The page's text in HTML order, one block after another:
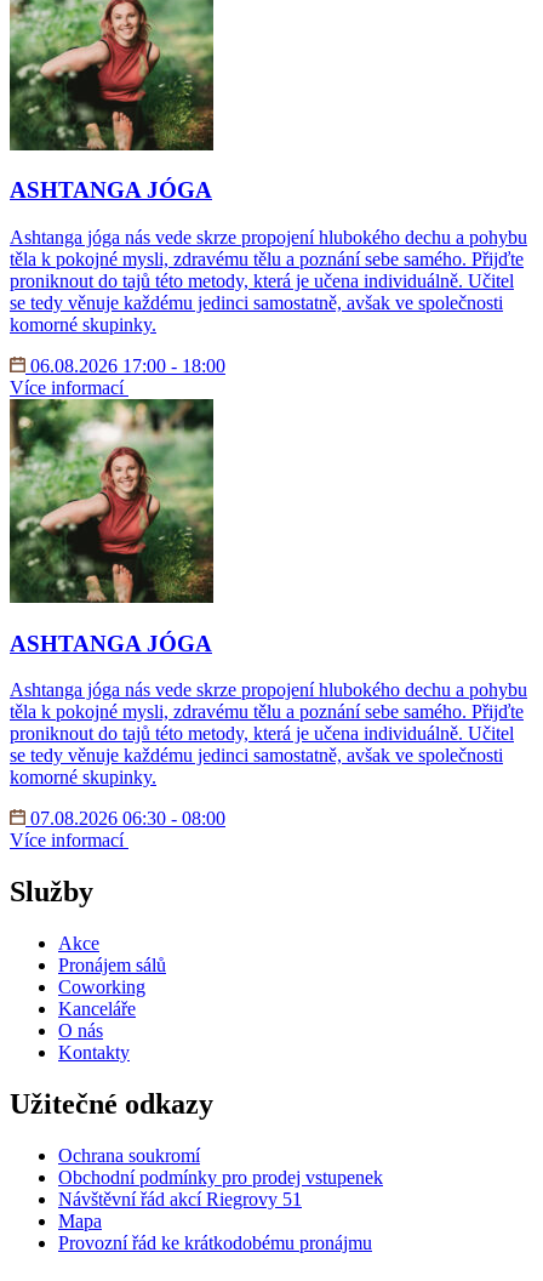
ASHTANGA JÓGA
Ashtanga jóga nás vede skrze propojení hlubokého dechu a pohybu
těla k pokojné mysli, zdravému tělu a poznání sebe samého. Přijďte
proniknout do tajů této metody, která je učena individuálně. Učitel
se tedy věnuje každému jedinci samostatně, avšak ve společnosti
komorné skupinky.
06.08.2026 17:00 - 18:00
Více informací
ASHTANGA JÓGA
Ashtanga jóga nás vede skrze propojení hlubokého dechu a pohybu
těla k pokojné mysli, zdravému tělu a poznání sebe samého. Přijďte
proniknout do tajů této metody, která je učena individuálně. Učitel
se tedy věnuje každému jedinci samostatně, avšak ve společnosti
komorné skupinky.
07.08.2026 06:30 - 08:00
Více informací
Služby
Akce
Pronájem sálů
Coworking
Kanceláře
O nás
Kontakty
Užitečné odkazy
Ochrana soukromí
Obchodní podmínky pro prodej vstupenek
Návštěvní řád akcí Riegrovy 51
Mapa
Provozní řád ke krátkodobému pronájmu